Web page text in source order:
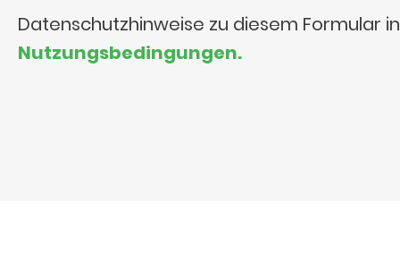
Datenschutzhinweise zu diesem Formular
Nutzungsbedingungen.